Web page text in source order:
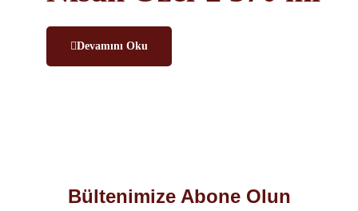
Devamını Oku
Bültenimize Abone Olun